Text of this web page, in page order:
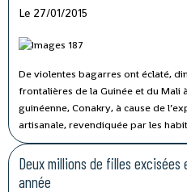
Le 27/01/2015
De violentes bagarres ont éclaté,
frontalières de la Guinée et du Mali
guinéenne, Conakry, à cause de
artisanale, revendiquée par les
lundi, la Radio Télévision
de Presse (AGP).
Deux millions de filles excisées
année